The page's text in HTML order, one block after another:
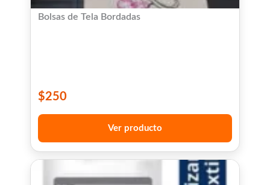
Bolsas de Tela Bordadas
$250
Ver producto